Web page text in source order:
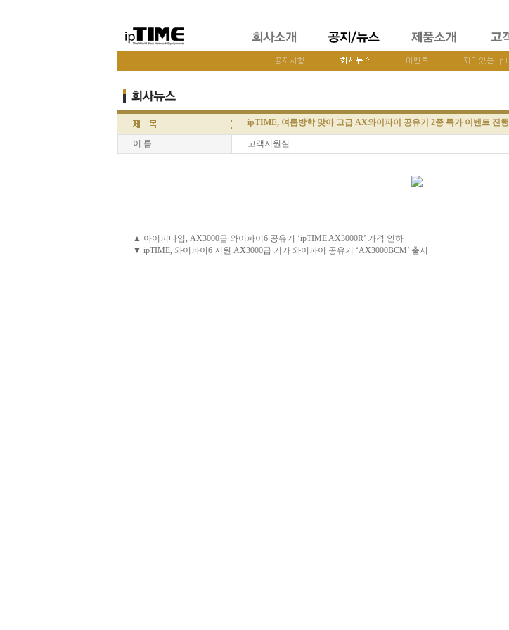
ipTIME, 여름방학 맞아 고급 AX와이파이 공유기 2종 특가 이벤트 진행
이 름 고객지원실
▲ 아이피타임, AX3000급 와이파이6 공유기 ‘ipTIME AX3000R’ 가격 인하
▼ ipTIME, 와이파이6 지원 AX3000급 기가 와이파이 공유기 ‘AX3000BCM’ 출시